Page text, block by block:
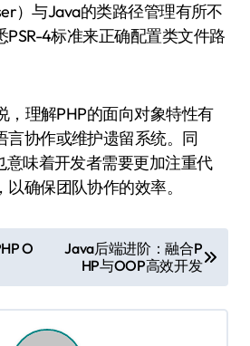
）与Java的类路径管理有所不
PSR-4标准来正确配置类文件路
，理解PHP的面向对象特性有
言协作或维护遗留系统。同
意味着开发者需要更加注重代
确保团队协作的效率。
O
Java后端进阶：融合P
HP与OOP高效开发